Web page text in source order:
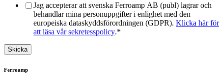
Jag accepterar att svenska Ferroamp AB (publ) lagrar och
behandlar mina personuppgifter i enlighet med den
europeiska dataskyddsförordningen (GDPR). Klicka här för
att läsa vår sekretesspolicy.*
Ferroamp